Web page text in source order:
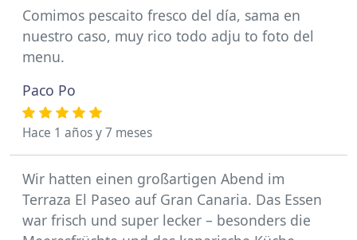
Comimos pescaito fresco del día, sama en
nuestro caso, muy rico todo adju to foto del
menu.
Paco Po
Hace 1 años y 7 meses
Wir hatten einen großartigen Abend im
Terraza El Paseo auf Gran Canaria. Das Essen
war frisch und super lecker – besonders die